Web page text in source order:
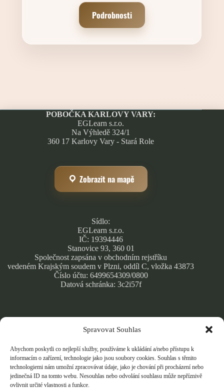
Spravovat Souhlas
Abychom poskytli co nejlepší služby, používáme k ukládání a/nebo přístupu k
informacím o zařízení, technologie jako jsou soubory cookies. Souhlas s těmito
technologiemi nám umožní zpracovávat údaje, jako je chování při procházení nebo
jedinečná ID na tomto webu. Nesouhlas nebo odvolání souhlasu může nepříznivě
ovlivnit určité vlastnosti a funkce.
Podrobnosti
POBOČKA KARLOVY VARY:
EGLearn s.r.o.
Na Výhledě 324/1
360 17 Karlovy Vary - Stará Role
Zobrazit na mapě
Sídlo:
EGLearn s.r.o.
IČ: 19394446
Stanovice 93, 360 01
Společnost zapsána v obchodním rejstříku
vedeném Krajským soudem v Plzni, oddíl C, vložka 43873
Číslo účtu: 6499654309/0800
Datová schránka: 3c2i57f
Zásady ochrany osobních údajů
Cookie Policy